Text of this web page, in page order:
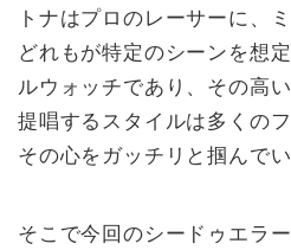
トナはプロのレーサーに、
どれもが特定のシーンを想
ルウォッチであり、その高
提唱するスタイルは多くの
その心をガッチリと掴んでい
そこで今回のシードゥエラー